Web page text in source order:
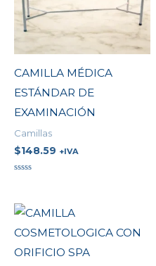
CAMILLA MÉDICA
ESTÁNDAR DE
EXAMINACIÓN
Camillas
$148.59 +IVA
de
5